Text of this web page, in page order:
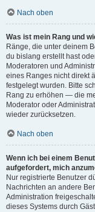
Nach oben
Was ist mein Rang und
Ränge, die unter deinem
du bislang erstellt hast
Moderatoren und
eines Ranges nicht direkt
festgelegt wurden. Bitte
Rang zu erhöhen — die
Moderator oder
wieder zurücksetzen.
Nach oben
Wenn ich bei einem
aufgefordert, mich
Nur registrierte Benutzer
Nachrichten an andere
Administration
dieses Systems durch